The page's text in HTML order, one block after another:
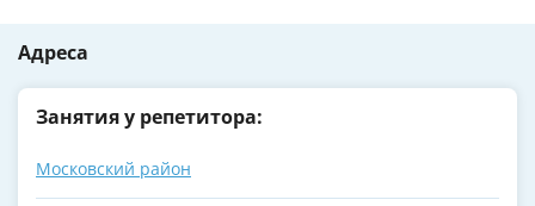
Адреса
Занятия у репетитора:
Московский район